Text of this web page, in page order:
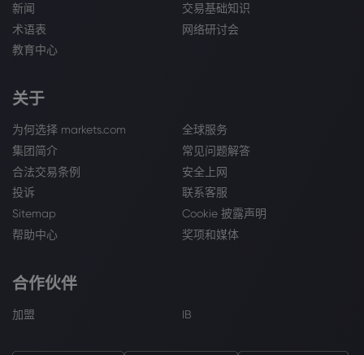
新闻
交易基础知识
术语表
网络研讨会
教育中心
关于
为何选择 markets.com
全球服务
集团简介
常见问题解答
合法交易条例
安全上网
投诉
联系客服
Sitemap
Cookie 披露声明
帮助中心
奖项和媒体
合作伙伴
加盟 IB